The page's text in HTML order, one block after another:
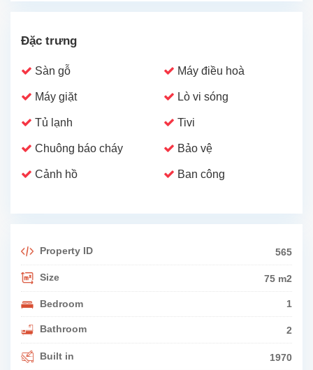
Đặc trưng
Sàn gỗ Máy điều hoà
Máy giặt Lò vi sóng
Tủ lạnh Tivi
Chuông báo cháy Bảo vệ
Cảnh hồ Ban công
Property ID 565
Size 75 m2
Bedroom 1
Bathroom 2
Built in 1970